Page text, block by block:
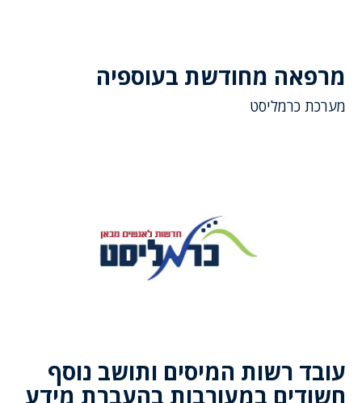
מרפאה מחודשת בעוספיה
מערכת כרמליסט
עובד רשות המיסים ותושב נוסף
חשודים במעורבות בהעברת מידע